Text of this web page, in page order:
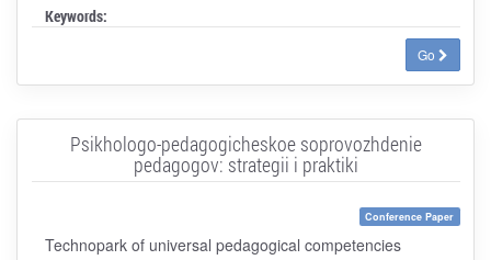
Keywords:
Go
Psikhologo-pedagogicheskoe soprovozhdenie
pedagogov: strategii i praktiki
Conference Paper
Technopark of universal pedagogical competencies